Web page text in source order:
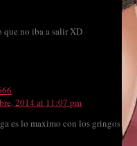
que no iba a salir XD
2014 at 11:07 pm
es lo maximo con los gringos